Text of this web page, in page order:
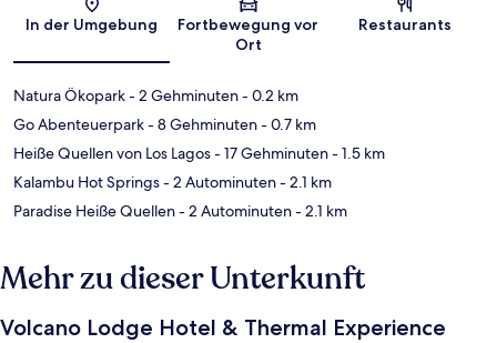
Karte
In der Umgebung
Fortbewegung vor
Ort
Restaurants
Natura Ökopark- 2 Gehminuten- 0.2 km
Go Abenteuerpark- 8 Gehminuten- 0.7 km
Heiße Quellen von Los Lagos- 17 Gehminuten- 1.5 km
Kalambu Hot Springs- 2 Autominuten- 2.1 km
Paradise Heiße Quellen- 2 Autominuten- 2.1 km
Mehr zu dieser Unterkunft
Volcano Lodge Hotel & Thermal Experience